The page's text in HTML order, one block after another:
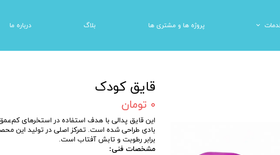
پروژه ها و مشتری ها بلاگ درباره ما
قایق کودک
۰ تومان
این قایق پدالی با هدف استفاده در استخرهای
بادی طراحی شده است. تمرکز اصلی در تولید این
برابر رطوبت و تابش آفتاب است.
مشخصات فنی: